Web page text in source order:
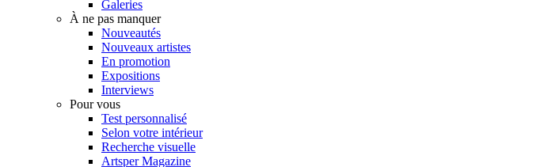
Galeries
À ne pas manquer
Nouveautés
Nouveaux artistes
En promotion
Expositions
Interviews
Pour vous
Test personnalisé
Selon votre intérieur
Recherche visuelle
Artsper Magazine